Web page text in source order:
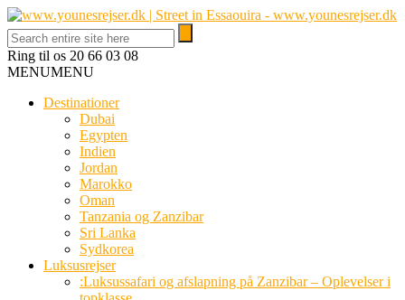
Ring til os 20 66 03 08
MENUMENU
Destinationer
Dubai
Egypten
Indien
Jordan
Marokko
Oman
Tanzania og Zanzibar
Sri Lanka
Sydkorea
Luksusrejser
:Luksussafari og afslapning på Zanzibar – Oplevelser i